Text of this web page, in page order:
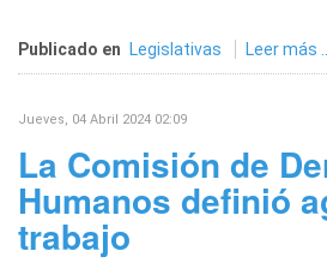
Publicado en Legislativas Leer más ...
Jueves, 04 Abril 2024 02:09
La Comisión de
Humanos definió
trabajo